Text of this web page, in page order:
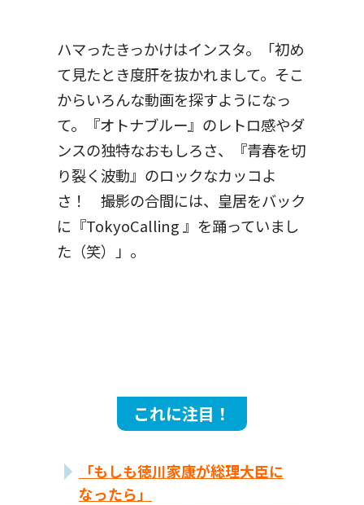
ハマったきっかけはインスタ。「初め
て見たとき度肝を抜かれまして。そこ
からいろんな動画を探すようになっ
て。『オトナブルー』のレトロ感やダ
ンスの独特なおもしろさ、『青春を切
り裂く波動』のロックなカッコよ
さ！ 撮影の合間には、皇居をバック
に『TokyoCalling 』を踊っていまし
た（笑）」。
これに注目！
「もしも徳川家康が総理大臣に
なったら」